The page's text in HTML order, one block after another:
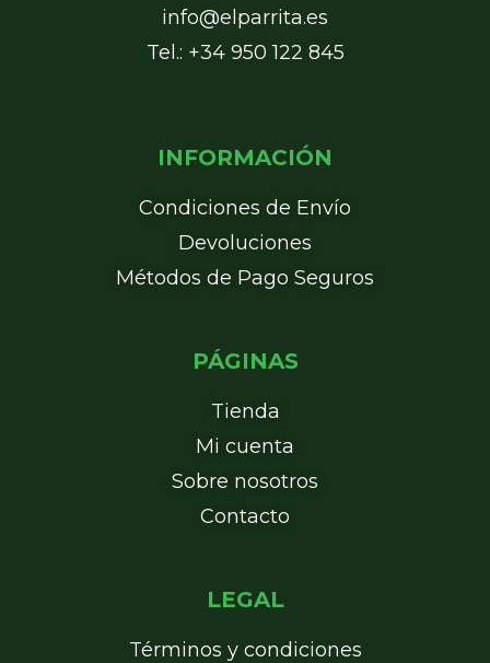
info@elparrita.es
Tel.: +34 950 122 845
INFORMACIÓN
Condiciones de Envío
Devoluciones
Métodos de Pago Seguros
PÁGINAS
Tienda
Mi cuenta
Sobre nosotros
Contacto
LEGAL
Términos y condiciones